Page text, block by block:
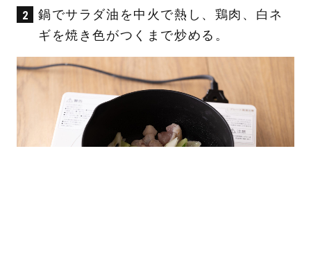
鍋でサラダ油を中火で熱し、鶏肉、白ネ
ギを焼き色がつくまで炒める。